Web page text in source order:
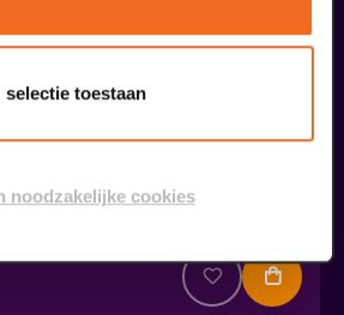
selectie toestaan
noodzakelijke cookies